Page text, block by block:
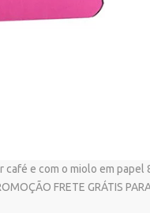
café e com o miolo em papel
FRETE GRÁTIS